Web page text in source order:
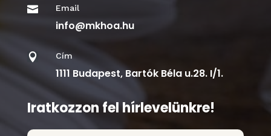
 Email
info@mkhoa.hu
 Cím
1111 Budapest, Bartók Béla u.28. I/1.
Iratkozzon fel hírlevelünkre!